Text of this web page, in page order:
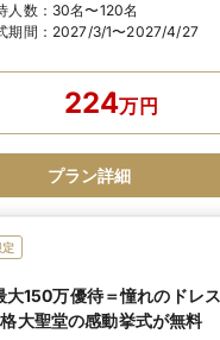
人数： 30名〜120名
期間： 2027/3/1〜2027/4/27
224万円
プラン詳細
定
大150万優待＝憧れのドレ
大聖堂の感動挙式が無料